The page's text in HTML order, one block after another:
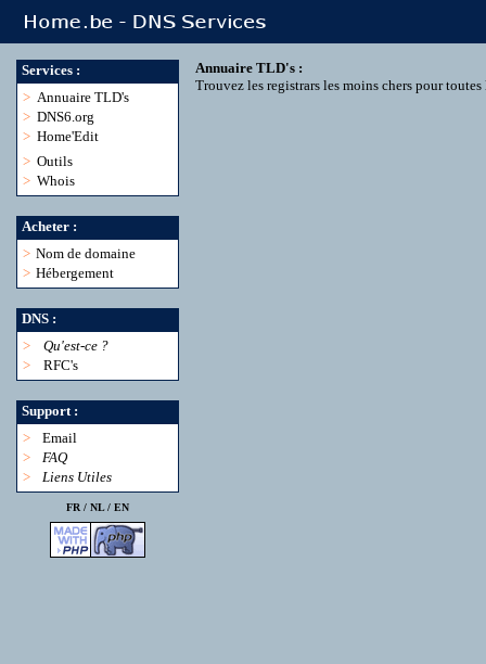
Services :
> Annuaire TLD's
> DNS6.org
> Home'Edit
> Outils
> Whois
Acheter :
> Nom de domaine
> Hébergement
DNS :
>
Qu'est-ce ?
>
RFC's
Support :
>
Email
>
FAQ
>
Liens Utiles
FR / NL/ EN
Annuaire TLD's :
Trouvez les registrars les moins chers pour